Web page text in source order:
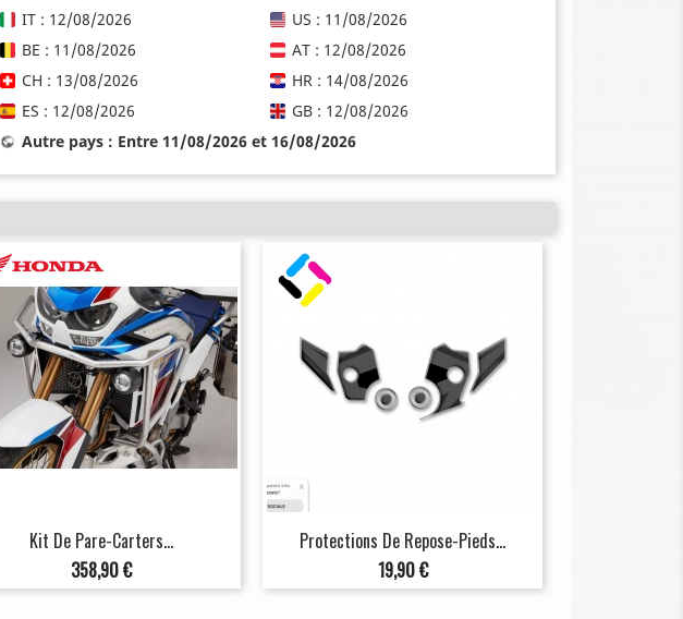
IT : 12/08/2026
US : 11/08/2026
BE : 11/08/2026
AT : 12/08/2026
CH : 13/08/2026
HR : 14/08/2026
ES : 12/08/2026
GB : 12/08/2026
Autre pays : Entre 11/08/2026 et 16/08/2026
Kit De Pare-Carters...
Prix
358,90 €
Protections De Repose-Pieds...
Prix
19,90 €